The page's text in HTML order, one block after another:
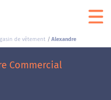
de vêtement Alexandre
Commercial